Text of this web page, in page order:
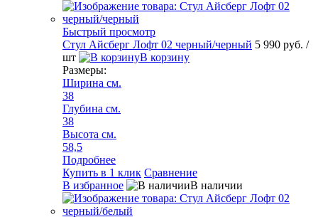
Быстрый просмотр
Стул Айсберг Лофт 02 черный/черный 5 990 руб. /
шт
В корзину
Размеры:
Ширина см.
38
Глубина см.
38
Высота см.
58,5
Подробнее
Купить в 1 клик Сравнение
В избранное
В наличии